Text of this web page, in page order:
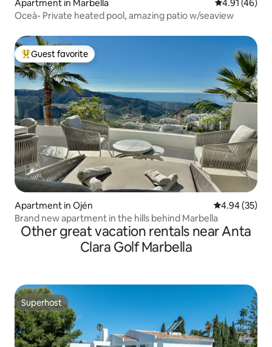
Apartment in Marbella 4.91 out of 5
4.91 (46)
Oceà- Private heated pool, amazing patio w/seaview
Top guest favorite
Guest favorite
Apartment in Ojén 4.94 out of 5
4.94 (35)
Brand new apartment in the hills behind Marbella
Other great vacation rentals near Anta
Clara Golf Marbella
Superhost
Superhost